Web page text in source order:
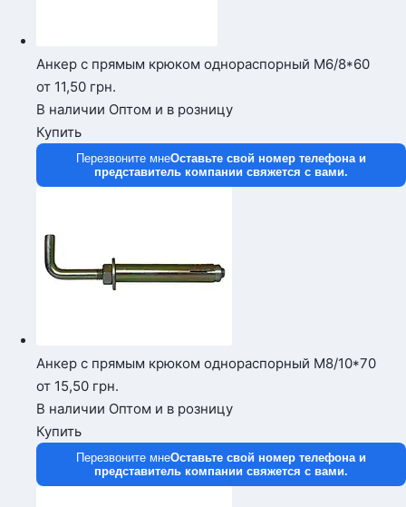
Анкер с прямым крюком однораспорный М6/8*60
от 11,50 грн.
В наличии Оптом и в розницу
Купить
Перезвоните мнеОставьте свой номер телефона и
представитель компании свяжется с вами.
Анкер с прямым крюком однораспорный М8/10*70
от 15,50 грн.
В наличии Оптом и в розницу
Купить
Перезвоните мнеОставьте свой номер телефона и
представитель компании свяжется с вами.